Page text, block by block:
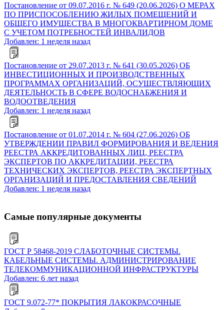
Постановление от 09.07.2016 г. № 649 (20.06.2026) О МЕРАХ
ПО ПРИСПОСОБЛЕНИЮ ЖИЛЫХ ПОМЕЩЕНИЙ И
ОБЩЕГО ИМУЩЕСТВА В МНОГОКВАРТИРНОМ ДОМЕ
С УЧЕТОМ ПОТРЕБНОСТЕЙ ИНВАЛИДОВ
Добавлен: 1 неделя назад
Постановление от 29.07.2013 г. № 641 (30.05.2026) ОБ
ИНВЕСТИЦИОННЫХ И ПРОИЗВОДСТВЕННЫХ
ПРОГРАММАХ ОРГАНИЗАЦИЙ, ОСУЩЕСТВЛЯЮЩИХ
ДЕЯТЕЛЬНОСТЬ В СФЕРЕ ВОДОСНАБЖЕНИЯ И
ВОДООТВЕДЕНИЯ
Добавлен: 1 неделя назад
Постановление от 01.07.2014 г. № 604 (27.06.2026) ОБ
УТВЕРЖДЕНИИ ПРАВИЛ ФОРМИРОВАНИЯ И ВЕДЕНИЯ
РЕЕСТРА АККРЕДИТОВАННЫХ ЛИЦ, РЕЕСТРА
ЭКСПЕРТОВ ПО АККРЕДИТАЦИИ, РЕЕСТРА
ТЕХНИЧЕСКИХ ЭКСПЕРТОВ, РЕЕСТРА ЭКСПЕРТНЫХ
ОРГАНИЗАЦИЙ И ПРЕДОСТАВЛЕНИЯ СВЕДЕНИЙ
Добавлен: 1 неделя назад
Самые популярные документы
ГОСТ Р 58468-2019 СЛАБОТОЧНЫЕ СИСТЕМЫ.
КАБЕЛЬНЫЕ СИСТЕМЫ. АДМИНИСТРИРОВАНИЕ
ТЕЛЕКОММУНИКАЦИОННОЙ ИНФРАСТРУКТУРЫ
Добавлен: 6 лет назад
ГОСТ 9.072-77* ПОКРЫТИЯ ЛАКОКРАСОЧНЫЕ